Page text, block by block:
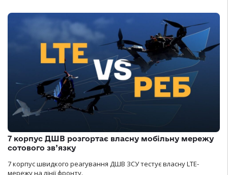
7 корпус ДШВ розгортає власну мобільну мережу
сотового зв’язку
7 корпус швидкого реагування ДШВ ЗСУ тестує власну LTE-